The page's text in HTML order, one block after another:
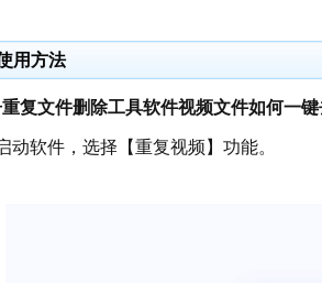
用方法
复文件删除工具软件视频文件如何一
软件，选择【重复视频】功能。